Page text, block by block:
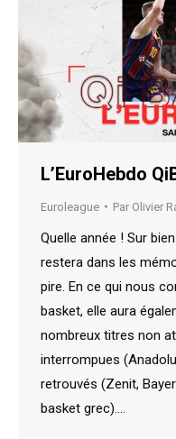
L’EuroHebdo
Euroleague Par Olivier
Quelle année ! Sur
restera dans les
pire. En ce qui nous
basket, elle aura
nombreux titres non
interrompues
retrouvés (Zenit,
basket grec).…